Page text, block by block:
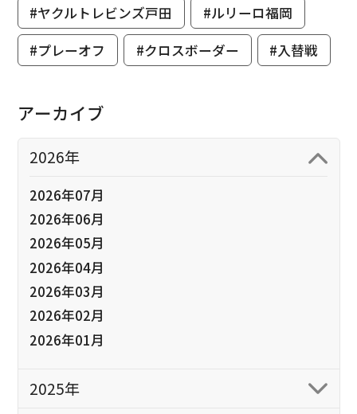
#ヤクルトレビンズ戸田
#ルリーロ福岡
#プレーオフ
#クロスボーダー #入替戦
アーカイブ
2026年
2026年07月
2026年06月
2026年05月
2026年04月
2026年03月
2026年02月
2026年01月
2025年